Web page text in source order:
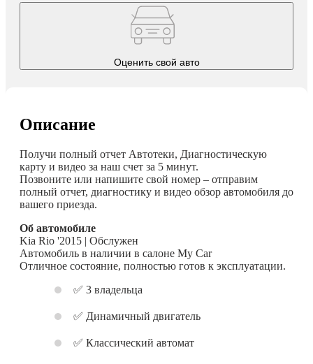
Оценить свой авто
Описание
Получи полный отчет Автотеки, Диагностическую
карту и видео за наш счет за 5 минут.
Позвоните или напишите свой номер – отправим
полный отчет, диагностику и видео обзор автомобиля до
вашего приезда.
Об автомобиле
Kia Rio '2015 | Обслужен
Автомобиль в наличии в салоне My Car
Отличное состояние, полностью готов к эксплуатации.
✅ 3 владельца
✅ Динамичный двигатель
✅ Классический автомат